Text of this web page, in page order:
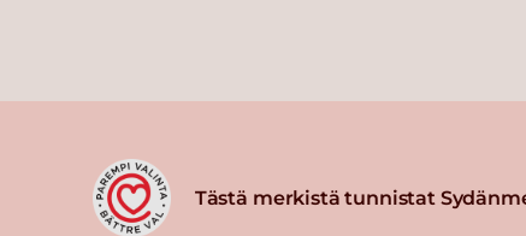
Tästä merkistä tunnistat